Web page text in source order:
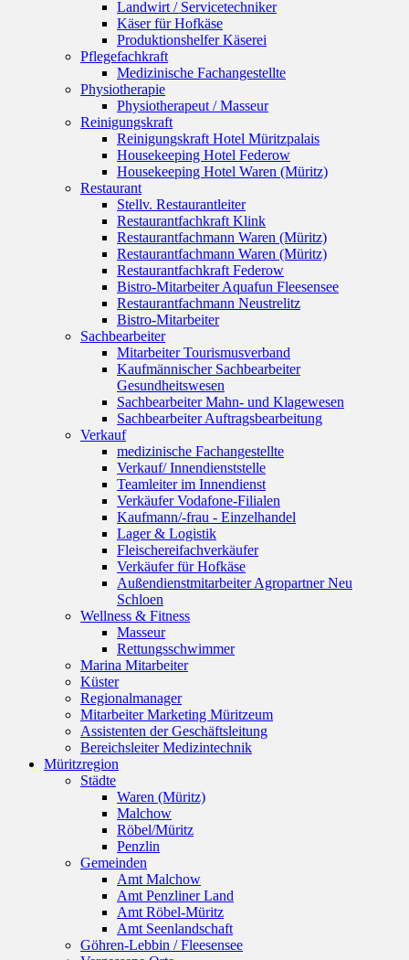
Landwirt / Servicetechniker
Käser für Hofkäse
Produktionshelfer Käserei
Pflegefachkraft
Medizinische Fachangestellte
Physiotherapie
Physiotherapeut / Masseur
Reinigungskraft
Reinigungskraft Hotel Müritzpalais
Housekeeping Hotel Federow
Housekeeping Hotel Waren (Müritz)
Restaurant
Stellv. Restaurantleiter
Restaurantfachkraft Klink
Restaurantfachmann Waren (Müritz)
Restaurantfachmann Waren (Müritz)
Restaurantfachkraft Federow
Bistro-Mitarbeiter Aquafun Fleesensee
Restaurantfachmann Neustrelitz
Bistro-Mitarbeiter
Sachbearbeiter
Mitarbeiter Tourismusverband
Kaufmännischer Sachbearbeiter
Gesundheitswesen
Sachbearbeiter Mahn- und Klagewesen
Sachbearbeiter Auftragsbearbeitung
Verkauf
medizinische Fachangestellte
Verkauf/ Innendienststelle
Teamleiter im Innendienst
Verkäufer Vodafone-Filialen
Kaufmann/-frau - Einzelhandel
Lager & Logistik
Fleischereifachverkäufer
Verkäufer für Hofkäse
Außendienstmitarbeiter Agropartner Neu
Schloen
Wellness & Fitness
Masseur
Rettungsschwimmer
Marina Mitarbeiter
Küster
Regionalmanager
Mitarbeiter Marketing Müritzeum
Assistenten der Geschäftsleitung
Bereichsleiter Medizintechnik
Müritzregion
Städte
Waren (Müritz)
Malchow
Röbel/Müritz
Penzlin
Gemeinden
Amt Malchow
Amt Penzliner Land
Amt Röbel-Müritz
Amt Seenlandschaft
Göhren-Lebbin / Fleesensee